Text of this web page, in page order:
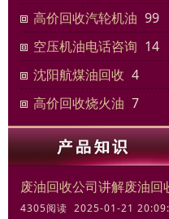
高价回收汽轮机油 99
空压机油电话咨询 14
沈阳航煤油回收 4
高价回收烧火油 7
废油回收公司讲解废油
4305阅读 2025-01-21